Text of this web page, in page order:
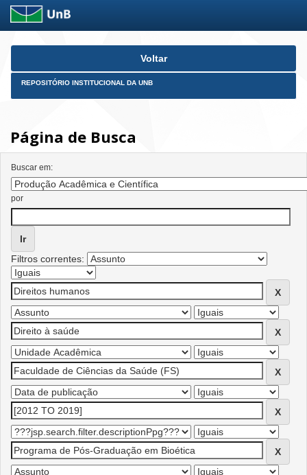
Skip
Voltar
REPOSITÓRIO INSTITUCIONAL DA UNB
Página de Busca
Buscar em:
por
Filtros correntes: